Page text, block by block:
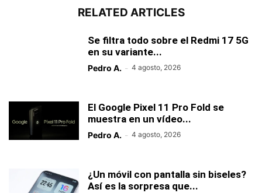
RELATED ARTICLES
Se filtra todo sobre el Redmi 17 5G
en su variante...
Pedro A. - 4 agosto, 2026
El Google Pixel 11 Pro Fold se
muestra en un vídeo...
Pedro A. - 4 agosto, 2026
¿Un móvil con pantalla sin biseles?
Así es la sorpresa que...